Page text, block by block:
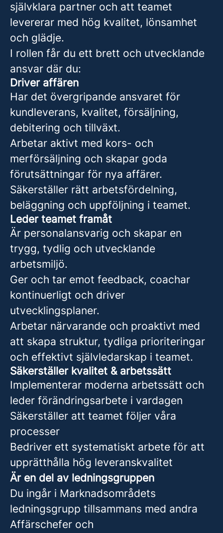
självklara partner och att teamet
levererar med hög kvalitet, lönsamhet
och glädje.
I rollen får du ett brett och utvecklande
ansvar där du:
Driver affären
Har det övergripande ansvaret för
kundleverans, kvalitet, försäljning,
debitering och tillväxt.
Arbetar aktivt med kors- och
merförsäljning och skapar goda
förutsättningar för nya affärer.
Säkerställer rätt arbetsfördelning,
beläggning och uppföljning i teamet.
Leder teamet framåt
Är personalansvarig och skapar en
trygg, tydlig och utvecklande
arbetsmiljö.
Ger och tar emot feedback, coachar
kontinuerligt och driver
utvecklingsplaner.
Arbetar närvarande och proaktivt med
att skapa struktur, tydliga prioriteringar
och effektivt självledarskap i teamet.
Säkerställer kvalitet & arbetssätt
Implementerar moderna arbetssätt och
leder förändringsarbete i vardagen
Säkerställer att teamet följer våra
processer
Bedriver ett systematiskt arbete för att
upprätthålla hög leveranskvalitet
Är en del av ledningsgruppen
Du ingår i Marknadsområdets
ledningsgrupp tillsammans med andra
Affärschefer och